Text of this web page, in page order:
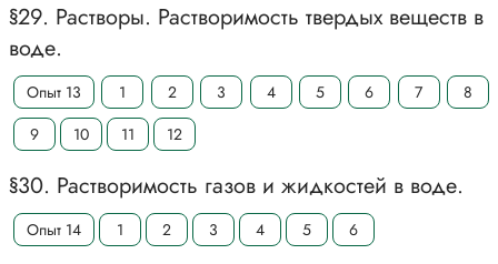
§29. Растворы. Растворимость твердых веществ в
воде.
Опыт 13 1 2 3 4 5 6 7
8
9
10 11 12
§30. Растворимость газов и жидкостей в воде.
Опыт 14 1 2 3 4 5 6